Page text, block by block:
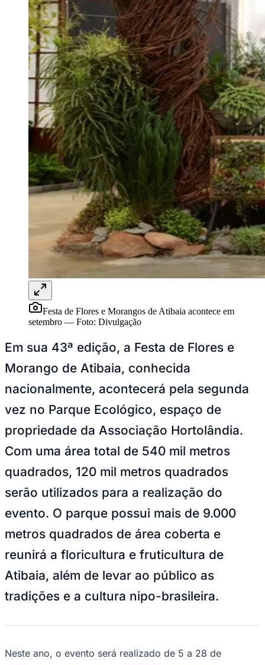
Goiás
Festa de Flores e Morangos de Atibaia acontece em
setembro — Foto: Divulgação
Em sua 43ª edição, a Festa de Flores e
Morango de Atibaia, conhecida
nacionalmente, acontecerá pela segunda
vez no Parque Ecológico, espaço de
propriedade da Associação Hortolândia.
Com uma área total de 540 mil metros
quadrados, 120 mil metros quadrados
serão utilizados para a realização do
evento. O parque possui mais de 9.000
metros quadrados de área coberta e
reunirá a floricultura e fruticultura de
Atibaia, além de levar ao público as
tradições e a cultura nipo-brasileira.
Neste ano, o evento será realizado de 5 a 28 de